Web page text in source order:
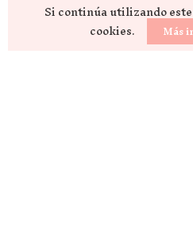
Si continúa utilizando
cookies. Más